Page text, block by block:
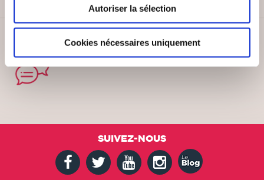
Autoriser la sélection
Cookies nécessaires uniquement
SERVICE CLIENT
Lundi au vendredi, 10-12h / 14-16h
SUIVEZ-NOUS